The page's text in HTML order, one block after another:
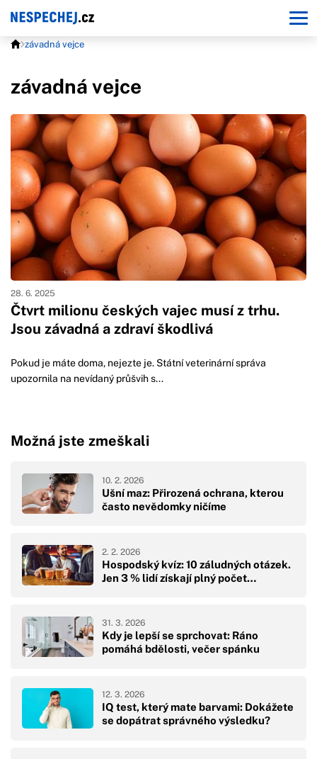
závadná vejce
závadná vejce
Čtvrt milionu českých vajec musí z trhu.
Jsou závadná a zdraví škodlivá
28. 6. 2025
Pokud je máte doma, nejezte je. Státní veterinární správa
upozornila na nevídaný průšvih s...
Možná jste zmeškali
Ušní maz: Přirozená ochrana, kterou
často nevědomky ničíme
10. 2. 2026
Hospodský kvíz: 10 záludných otázek.
Jen 3 % lidí získají plný počet…
2. 2. 2026
Kdy je lepší se sprchovat: Ráno
pomáhá bdělosti, večer spánku
31. 3. 2026
IQ test, který mate barvami: Dokážete
se dopátrat správného výsledku?
12. 3. 2026